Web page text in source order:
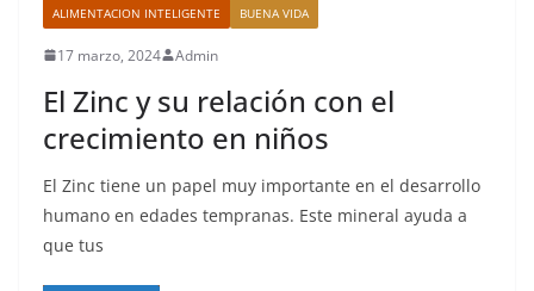
ALIMENTACION INTELIGENTE BUENA VIDA
17 marzo, 2024 Admin
El Zinc y su relación con el
crecimiento en niños
El Zinc tiene un papel muy importante en el desarrollo
humano en edades tempranas. Este mineral ayuda a
que tus